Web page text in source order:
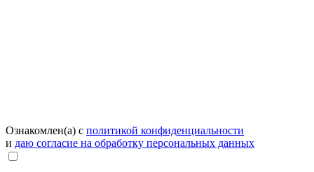
Ознакомлен(а) с политикой конфиденциальности
и даю согласие на обработку персональных данных